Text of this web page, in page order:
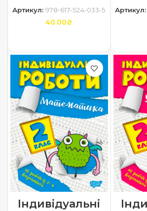
Артикул:978-617-524-033-5
40.00₴
Артикул:
Індивідуальні